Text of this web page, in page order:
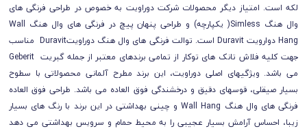
لکه است. امتیاز دیگر محصولات شرکت دوراویت به خصوص در طراحی فرنگی های
وال هنگ Simless( یکپارچه) و طراحی پنهان پیچ در فرنگی های وال هنگ Wall
Hang دوارویت Duravit است. توالت فرنگی های وال هنگ دوراویتDuravit مناسب
جهت کلیه فلاش تانک های توکار از تمامی برندهای معتبر از جمله گبریت Geberit
می باشد. ویژگیهای اصلی دوراویت، این برند مطرح آلمانی محصولاتی با سطوح
بسیار صیقلی، قوسهای دقیق و درخشندگی فوق العاده می باشد. طراحی فوق العاده
فرنگی های وال هنگ Wall Hang و چینی بهداشتی در این برند با رنگ های بسیار
زیبا، احساس آرامش بسیار عجیبی را به محیط حمام و سرویس بهداشتی می دهد